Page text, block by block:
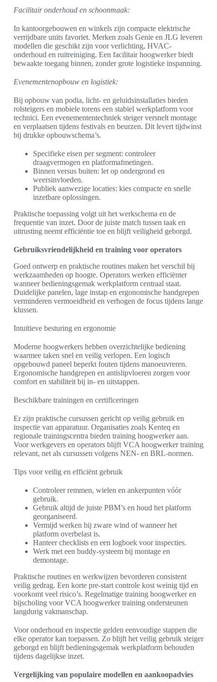
Facilitair onderhoud en schoonmaak:
In kantoorgebouwen en winkels zijn compacte elektrische
verrijdbare units favoriet. Merken zoals Genie en JLG leveren
modellen die geschikt zijn voor verlichting, HVAC-
onderhoud en ruitreiniging. Een facilitair hoogwerker biedt
bewaakte toegang binnen, zonder grote logistieke inspanning.
Evenementenopbouw en logistiek:
Bij opbouw van podia, licht- en geluidsinstallaties bieden
rolsteigers en mobiele torens een stabiel werkplatform voor
technici. Een evenemententechniek steiger versnelt montage
en verplaatsen tijdens festivals en beurzen. Dit levert tijdwinst
bij drukke opbouwschema’s.
Specifieke eisen per segment: controleer
draagvermogen en platformafmetingen.
Binnen versus buiten: let op ondergrond en
weersinvloeden.
Publiek aanwezige locaties: kies compacte en snelle
inzetbare oplossingen.
Praktische toepassing volgt uit het werkschema en de
frequentie van inzet. Door de juiste match tussen taak en
uitrusting neemt efficiëntie toe en blijft veiligheid geborgd.
Gebruiksvriendelijkheid en training voor operators
Goed ontwerp en praktische routines maken het verschil bij
werkzaamheden op hoogte. Operators werken efficiënter
wanneer bedieningsgemak werkplatform centraal staat.
Duidelijke panelen, lage instap en ergonomische handgrepen
verminderen vermoeidheid en verhogen de focus tijdens lange
klussen.
Intuïtieve besturing en ergonomie
Moderne hoogwerkers hebben overzichtelijke bediening
waarmee taken snel en veilig verlopen. Een logisch
opgebouwd paneel beperkt fouten tijdens manoeuvreren.
Ergonomische handgrepen en antislipvloeren zorgen voor
comfort en stabiliteit bij in- en uitstappen.
Beschikbare trainingen en certificeringen
Er zijn praktische cursussen gericht op veilig gebruik en
inspectie van apparatuur. Organisaties zoals Kenteq en
regionale trainingscentra bieden training hoogwerker aan.
Voor werkgevers en operators blijft VCA hoogwerker training
relevant, net als cursussen volgens NEN- en BRL-normen.
Tips voor veilig en efficiënt gebruik
Controleer remmen, wielen en ankerpunten vóór
gebruik.
Gebruik altijd de juiste PBM’s en houd het platform
georganiseerd.
Vermijd werken bij zware wind of wanneer het
platform overbelast is.
Hanteer checklists en een logboek voor inspecties.
Werk met een buddy-systeem bij montage en
demontage.
Praktische routines en werkwijzen bevorderen consistent
veilig gedrag. Een korte pre-start controle kost weinig tijd en
voorkomt veel risico’s. Regelmatige training hoogwerker en
bijscholing voor VCA hoogwerker training ondersteunen
langdurig vakmanschap.
Voor onderhoud en inspectie gelden eenvoudige stappen die
elke operator kan toepassen. Zo blijft het veilig gebruik steiger
geborgd en blijft bedieningsgemak werkplatform behouden
tijdens dagelijkse inzet.
Vergelijking van populaire modellen en aankoopadvies